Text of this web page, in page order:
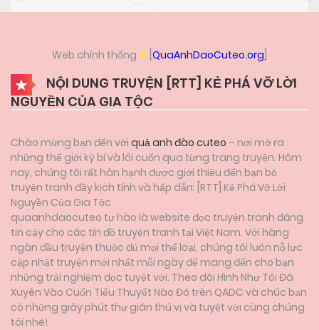
Web chính thống [QuaAnhDaoCuteo.org
NỘI DUNG TRUYỆN [RTT] KẺ PHÁ VỠ LỜI
NGUYỀN CỦA GIA TỘC
Chào mừng bạn đến với quả anh đào cuteo – nơi mở ra
những thế giới kỳ bí và lôi cuốn qua từng trang truyện. Hôm
nay, chúng tôi rất hân hạnh được giới thiệu đến bạn bộ
truyện tranh đầy kịch tính và hấp dẫn: [RTT] Kẻ Phá Vỡ Lời
Nguyền Của Gia Tộc
quaanhdaocuteo tự hào là website đọc truyện tranh đáng
tin cậy cho các tín đồ truyện tranh tại Việt Nam. Với hàng
ngàn đầu truyện thuộc đủ mọi thể loại, chúng tôi luôn nỗ lực
cập nhật truyện mới nhất mỗi ngày để mang đến cho bạn
những trải nghiệm đọc tuyệt vời. Theo dõi Hình Như Tôi Đã
Xuyên Vào Cuốn Tiểu Thuyết Nào Đó trên QADC và chúc bạn
có những giây phút thư giãn thú vị và tuyệt vời cùng chúng
tôi nhé!